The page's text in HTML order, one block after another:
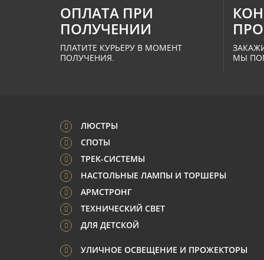
ОПЛАТА ПРИ
ПОЛУЧЕНИИ
ПЛАТИТЕ КУРЬЕРУ В МОМЕНТ
ПОЛУЧЕНИЯ.
МЫ
ЛЮСТРЫ
СПОТЫ
ТРЕК-СИСТЕМЫ
НАСТОЛЬНЫЕ ЛАМПЫ И ТОРШЕРЫ
АРМСТРОНГ
ТЕХНИЧЕСКИЙ СВЕТ
ДЛЯ ДЕТСКОЙ
УЛИЧНОЕ ОСВЕЩЕНИЕ И ПРОЖЕКТОРЫ